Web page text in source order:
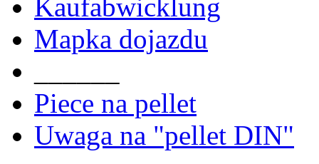
Kaufabwicklung
Mapka dojazdu
Piece na pellet
Uwaga na "pellet DIN"